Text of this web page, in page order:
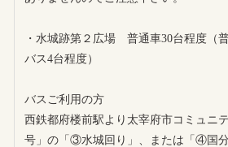
・水城跡第２広場 普通車30台程度（
バス4台程度）
バスご利用の方
西鉄都府楼前駅より太宰府市コミュニ
号」の「③水城回り」、または「④国